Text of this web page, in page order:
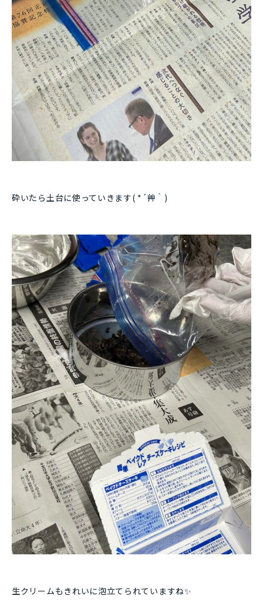
砕いたら土台に使っていきます( *´艸｀)
生クリームもきれいに泡立てられていますね✨